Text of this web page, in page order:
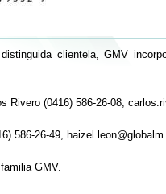
clientela, GMV
Rivero (0416) 586-26-08,
586-26-49,
GMV.